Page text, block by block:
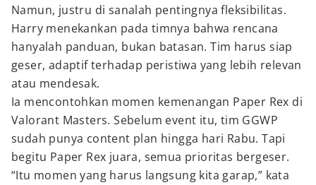
Namun, justru di sanalah pentingnya fleksibilitas.
Harry menekankan pada timnya bahwa rencana
hanyalah panduan, bukan batasan. Tim harus siap
geser, adaptif terhadap peristiwa yang lebih relevan
atau mendesak.
Ia mencontohkan momen kemenangan Paper Rex di
Valorant Masters. Sebelum event itu, tim GGWP
sudah punya content plan hingga hari Rabu. Tapi
begitu Paper Rex juara, semua prioritas bergeser.
“Itu momen yang harus langsung kita garap,” kata